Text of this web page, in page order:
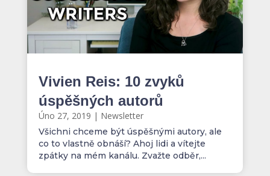
Vivien Reis: 10 zvyků
úspěšných autorů
Úno 27, 2019 | Newsletter
Všichni chceme být úspěšnými autory, ale
co to vlastně obnáší? Ahoj lidi a vítejte
zpátky na mém kanálu. Zvažte odběr,...